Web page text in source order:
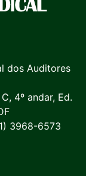
dos Auditores
4º andar, Ed.
3968-6573